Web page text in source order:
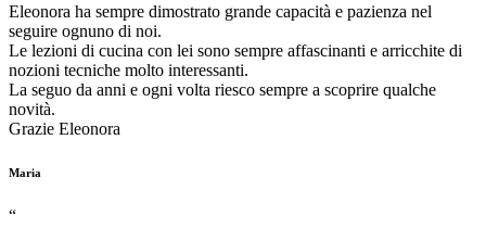
Eleonora ha sempre dimostrato grande capacità e pazienza nel
seguire ognuno di noi.
Le lezioni di cucina con lei sono sempre affascinanti e arricchite di
nozioni tecniche molto interessanti.
La seguo da anni e ogni volta riesco sempre a scoprire qualche
novità.
Grazie Eleonora
Maria
“